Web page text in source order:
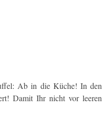
Ab in die Küche! In den
Damit Ihr nicht vor leeren